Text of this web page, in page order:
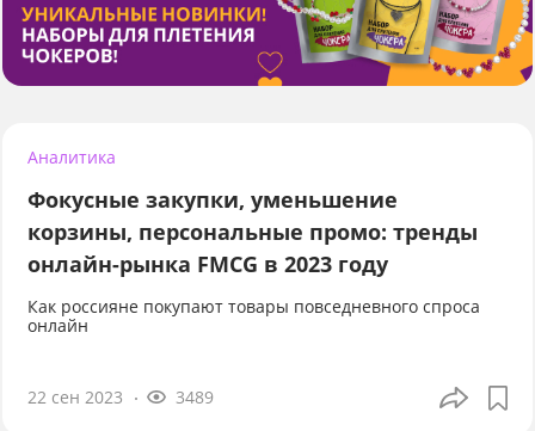
Аналитика
Фокусные закупки, уменьшение
корзины, персональные промо: тренды
онлайн-рынка FMCG в 2023 году
Как россияне покупают товары повседневного спроса
онлайн
22 сен 2023 3489